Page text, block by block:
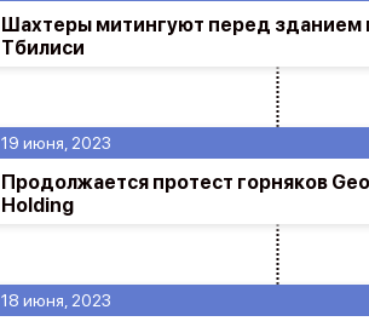
18 июня, 2023
19 июня, 2023
Продолжается протест горняков
Holding
Шахтеры митингуют перед зданием
Тбилиси